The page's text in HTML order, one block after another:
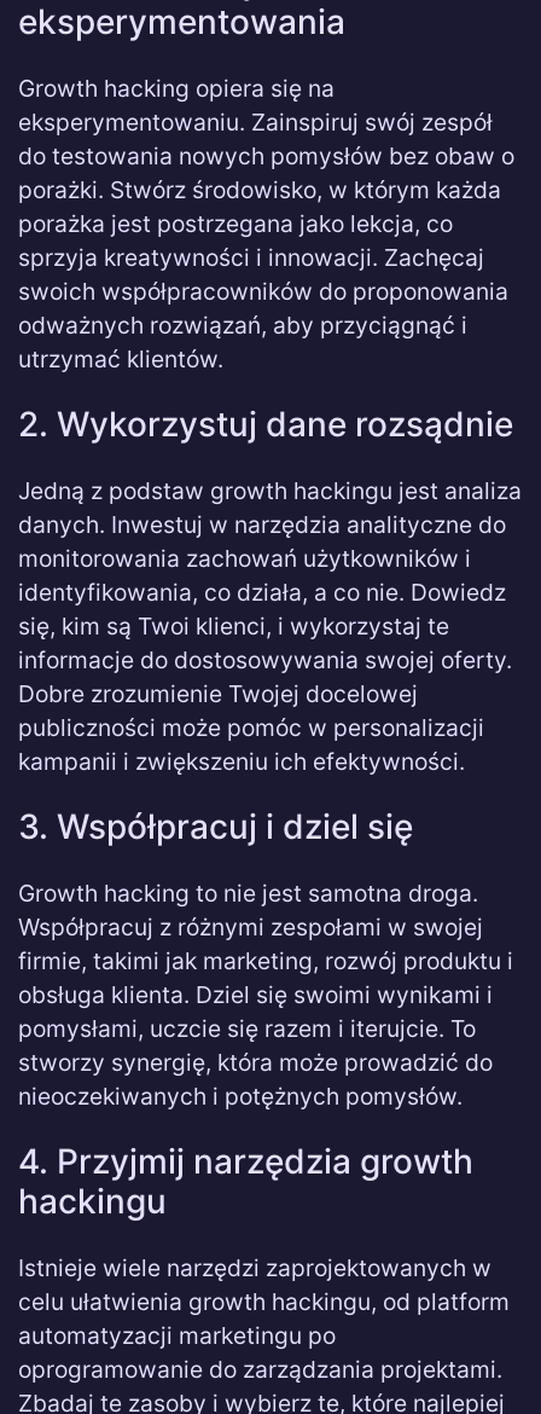
eksperymentowania
Growth hacking opiera się na
eksperymentowaniu. Zainspiruj swój zespół
do testowania nowych pomysłów bez obaw o
porażki. Stwórz środowisko, w którym każda
porażka jest postrzegana jako lekcja, co
sprzyja kreatywności i innowacji. Zachęcaj
swoich współpracowników do proponowania
odważnych rozwiązań, aby przyciągnąć i
utrzymać klientów.
2. Wykorzystuj dane rozsądnie
Jedną z podstaw growth hackingu jest analiza
danych. Inwestuj w narzędzia analityczne do
monitorowania zachowań użytkowników i
identyfikowania, co działa, a co nie. Dowiedz
się, kim są Twoi klienci, i wykorzystaj te
informacje do dostosowywania swojej oferty.
Dobre zrozumienie Twojej docelowej
publiczności może pomóc w personalizacji
kampanii i zwiększeniu ich efektywności.
3. Współpracuj i dziel się
Growth hacking to nie jest samotna droga.
Współpracuj z różnymi zespołami w swojej
firmie, takimi jak marketing, rozwój produktu i
obsługa klienta. Dziel się swoimi wynikami i
pomysłami, uczcie się razem i iterujcie. To
stworzy synergię, która może prowadzić do
nieoczekiwanych i potężnych pomysłów.
4. Przyjmij narzędzia growth
hackingu
Istnieje wiele narzędzi zaprojektowanych w
celu ułatwienia growth hackingu, od platform
automatyzacji marketingu po
oprogramowanie do zarządzania projektami.
Zbadaj te zasoby i wybierz te, które najlepiej